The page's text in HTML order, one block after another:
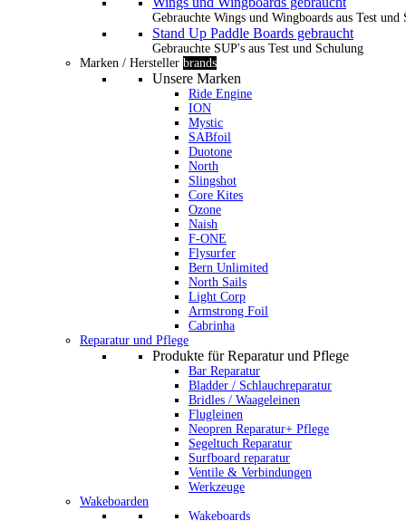
Gebrauchte Wings und Wingboards aus Test und
Stand Up Paddle Boards gebraucht
Gebrauchte SUP's aus Test und Schulung
Marken / Hersteller brands
Unsere Marken
Ride Engine
ION
Mystic
SABfoil
Duotone
North
Slingshot
Core Kites
Ozone
Naish
F-ONE
Flysurfer
Bern Unlimited
North Sails
Light Corp
Armstrong Foil
Cabrinha
Reparatur und Pflege
Produkte für Reparatur und Pflege
Bar Reparatur
Bladder / Schlauchreparatur
Bridles / Waageleinen
Flugleinen
Neopren Reparatur+ Pflege
Segeltuch Reparatur
Surfboard reparatur
Ventile & Verbindungen
Werkzeuge
Wakeboarden
Wakeboards